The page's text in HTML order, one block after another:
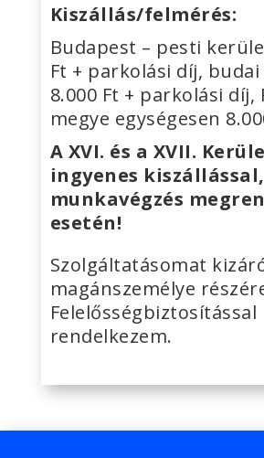
Kiszállás/felmérés:
Budapest – pesti
Ft + parkolási díj, budai
8.000 Ft + parkolási díj,
megye egységesen
A XVI. és a XVII.
ingyenes
munkavégzés
esetén!
Szolgáltatásomat
magánszemélye
Felelősségbiztosítással
rendelkezem.